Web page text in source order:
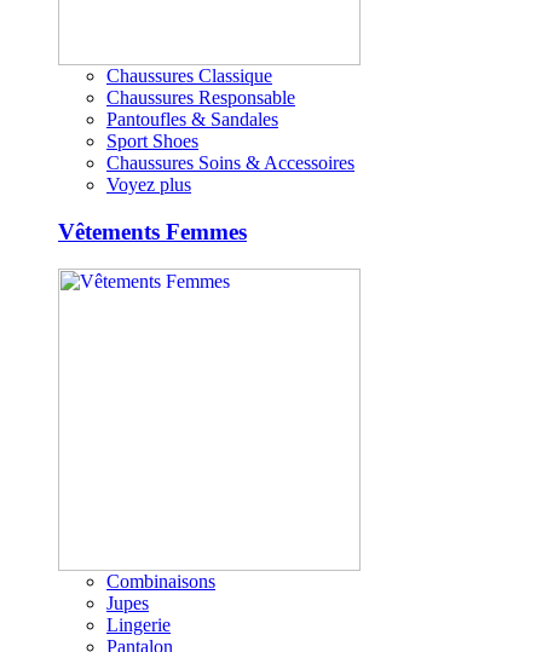
Chaussures Classique
Chaussures Responsable
Pantoufles & Sandales
Sport Shoes
Chaussures Soins & Accessoires
Voyez plus
Vêtements Femmes
Combinaisons
Jupes
Lingerie
Pantalon